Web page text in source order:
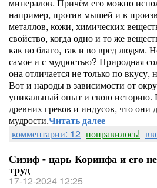
например, против мышей и в
металлов, кожи, химических
свойство, когда одно и то же
как во благо, так и во вред людям.
самое и с мудростью? Природная
она отличается не только по вкусу,
Вот и народы в зависимости от
уникальный опыт и свою историю.
древних греков и индусов, что они
мудрости.Читать далее
комментарии: 12 понравилось!
Сизиф - царь Коринфа и его
труд
17-12-2024 12:25